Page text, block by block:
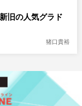
旧の人気グラド
猪口貴裕